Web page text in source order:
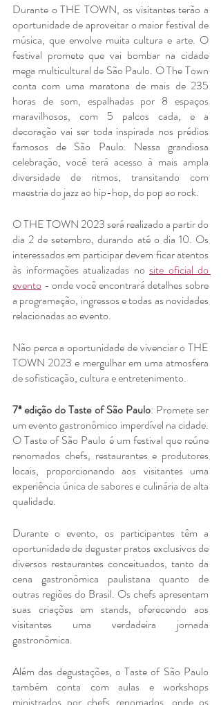
Durante o THE TOWN, os visitantes terão a
oportunidade de aproveitar o maior festival de
música, que envolve muita cultura e arte. O
festival promete que vai bombar na cidade
mega multicultural de São Paulo. O The Town
conta com uma maratona de mais de 235
horas de som, espalhadas por 8 espaços
maravilhosos, com 5 palcos cada, e a
decoração vai ser toda inspirada nos prédios
famosos de São Paulo. Nessa grandiosa
celebração, você terá acesso à mais ampla
diversidade de ritmos, transitando com
maestria do jazz ao hip-hop, do pop ao rock.
O THE TOWN 2023 será realizado a partir do
dia 2 de setembro, durando até o dia 10. Os
interessados em participar devem ficar atentos
às informações atualizadas no site oficial do
evento - onde você encontrará detalhes sobre
a programação, ingressos e todas as novidades
relacionadas ao evento.
Não perca a oportunidade de vivenciar o THE
TOWN 2023 e mergulhar em uma atmosfera
de sofisticação, cultura e entretenimento.
7ª edição do Taste of São Paulo: Promete ser
um evento gastronômico imperdível na cidade.
O Taste of São Paulo é um festival que reúne
renomados chefs, restaurantes e produtores
locais, proporcionando aos visitantes uma
experiência única de sabores e culinária de alta
qualidade.
Durante o evento, os participantes têm a
oportunidade de degustar pratos exclusivos de
diversos restaurantes conceituados, tanto da
cena gastronômica paulistana quanto de
outras regiões do Brasil. Os chefs apresentam
suas criações em stands, oferecendo aos
visitantes uma verdadeira jornada
gastronômica.
Além das degustações, o Taste of São Paulo
também conta com aulas e workshops
ministrados por chefs renomados, onde os